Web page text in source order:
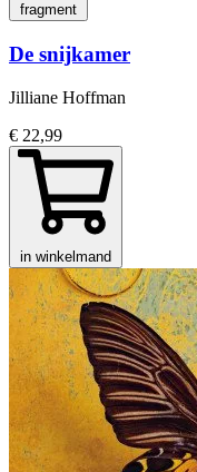
fragment
De snijkamer
Jilliane Hoffman
€ 22,99
in winkelmand